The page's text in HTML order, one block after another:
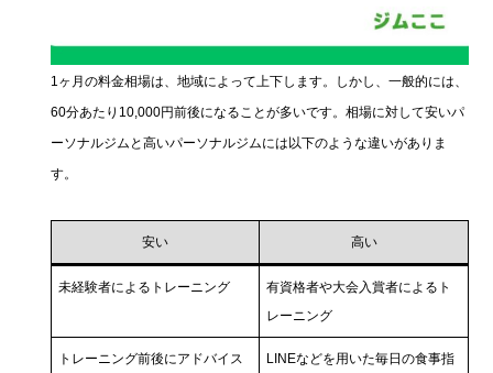
1ヶ月の料金相場は、地域によって上下します。しかし、一般的には、
60分あたり10,000円前後になることが多いです。相場に対して安いパ
ーソナルジムと高いパーソナルジムには以下のような違いがありま
す。
安い 高い
未経験者によるトレーニング
有資格者や大会入賞者によるト
レーニング
トレーニング前後にアドバイス
LINEなどを用いた毎日の食事指